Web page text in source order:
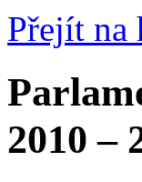
Přejít na
2010 –